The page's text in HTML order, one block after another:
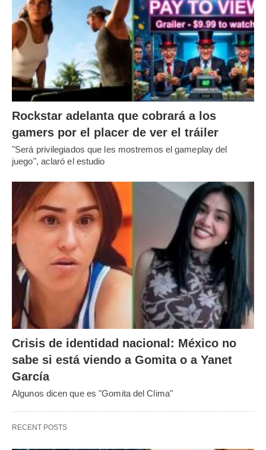
Rockstar adelanta que cobrará a los
gamers por el placer de ver el tráiler
"Será privilegiados que les mostremos el gameplay del
juego", aclaró el estudio
Crisis de identidad nacional: México no
sabe si está viendo a Gomita o a Yanet
García
Algunos dicen que es "Gomita del Clima"
RECENT POSTS